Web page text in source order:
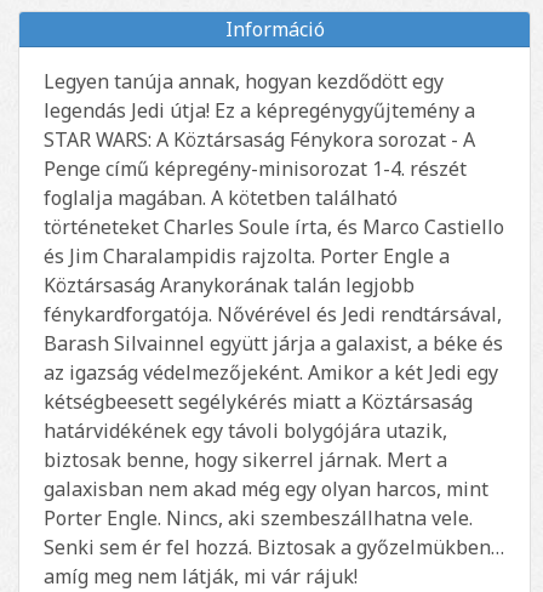
Információ
Legyen tanúja annak, hogyan kezdődött egy
legendás Jedi útja! Ez a képregénygyűjtemény a
STAR WARS: A Köztársaság Fénykora sorozat - A
Penge című képregény-minisorozat 1-4. részét
foglalja magában. A kötetben található
történeteket Charles Soule írta, és Marco Castiello
és Jim Charalampidis rajzolta. Porter Engle a
Köztársaság Aranykorának talán legjobb
fénykardforgatója. Nővérével és Jedi rendtársával,
Barash Silvainnel együtt járja a galaxist, a béke és
az igazság védelmezőjeként. Amikor a két Jedi egy
kétségbeesett segélykérés miatt a Köztársaság
határvidékének egy távoli bolygójára utazik,
biztosak benne, hogy sikerrel járnak. Mert a
galaxisban nem akad még egy olyan harcos, mint
Porter Engle. Nincs, aki szembeszállhatna vele.
Senki sem ér fel hozzá. Biztosak a győzelmükben…
amíg meg nem látják, mi vár rájuk!